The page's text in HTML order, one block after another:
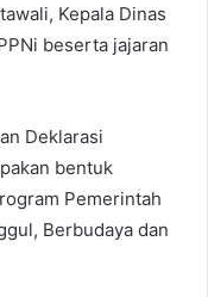
Kepala Dinas
beserta jajaran
Deklarasi
bentuk
Pemerintah
Berbudaya dan